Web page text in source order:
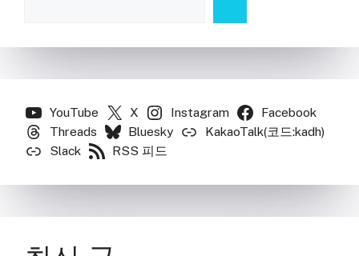
YouTube X Instagram
Facebook
Threads
Bluesky
KakaoTalk(코드:kadh)
Slack
RSS 피드